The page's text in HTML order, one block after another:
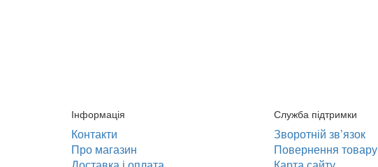
Інформація
Контакти
Про магазин
Служба підтримки
Зворотній зв’язок
Повернення товару